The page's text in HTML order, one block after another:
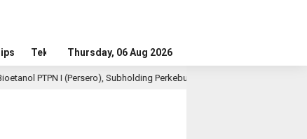
Tekno Thursday, 06 Aug 2026
Subholding Perkebunan Nusantara